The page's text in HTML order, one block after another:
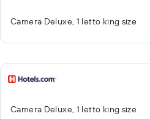
Camera Deluxe, 1 letto king size
Camera Deluxe, 1 letto king size